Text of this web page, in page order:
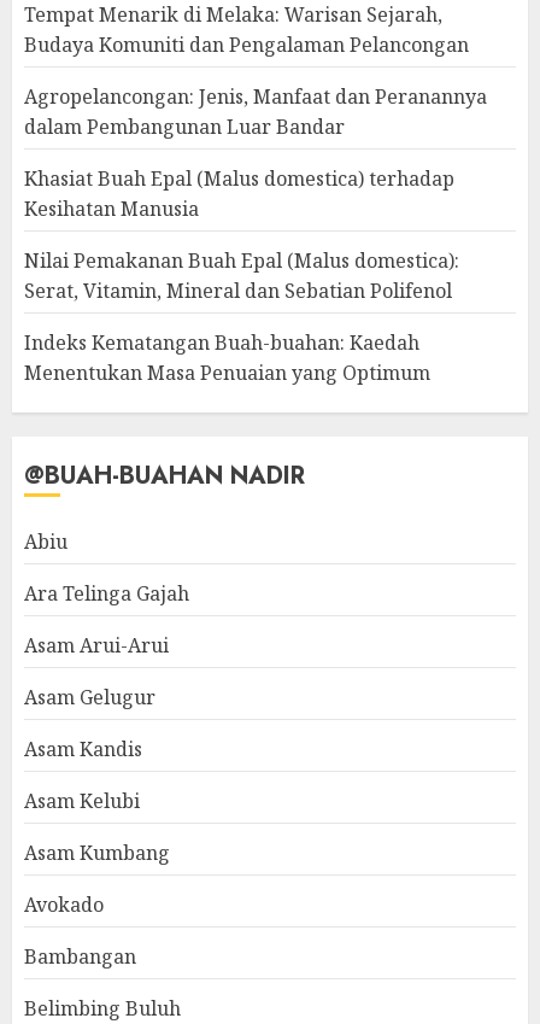
Tempat Menarik di Melaka: Warisan Sejarah,
Budaya Komuniti dan Pengalaman Pelancongan
Agropelancongan: Jenis, Manfaat dan Peranannya
dalam Pembangunan Luar Bandar
Khasiat Buah Epal (Malus domestica) terhadap
Kesihatan Manusia
Nilai Pemakanan Buah Epal (Malus domestica):
Serat, Vitamin, Mineral dan Sebatian Polifenol
Indeks Kematangan Buah-buahan: Kaedah
Menentukan Masa Penuaian yang Optimum
@BUAH-BUAHAN NADIR
Abiu
Ara Telinga Gajah
Asam Arui-Arui
Asam Gelugur
Asam Kandis
Asam Kelubi
Asam Kumbang
Avokado
Bambangan
Belimbing Buluh